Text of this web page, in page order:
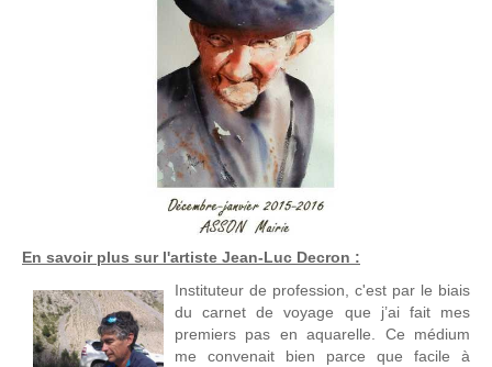
En savoir plus sur l'artiste Jean-Luc Decron :
Instituteur de profession, c'est par le biais
du carnet de voyage que j’ai fait mes
premiers pas en aquarelle. Ce médium
me convenait bien parce que facile à